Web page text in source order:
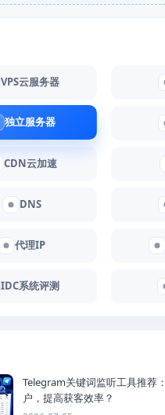
VPS云服务器
独立服务器
CDN云加速
DNS
代理IP
IDC系统评测
Telegram关键词监听工具推荐
户，提高获客效率？